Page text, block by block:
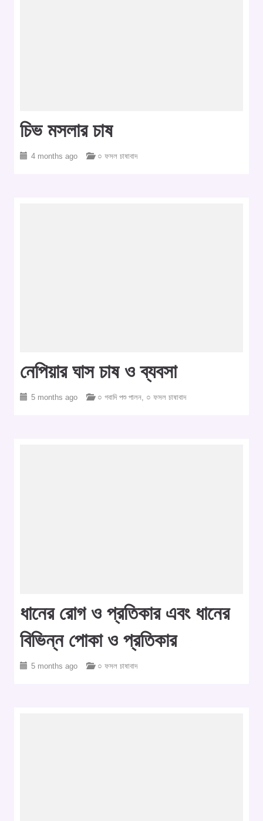
চিভ মসলার চাষ
4 months ago ○ ফসল চাষাবাদ
নেপিয়ার ঘাস চাষ ও ব্যবসা
5 months ago ○ গবাদি পশু পালন, ○ ফসল চাষাবাদ
ধানের রোগ ও প্রতিকার এবং ধানের
বিভিন্ন পোকা ও প্রতিকার
5 months ago ○ ফসল চাষাবাদ